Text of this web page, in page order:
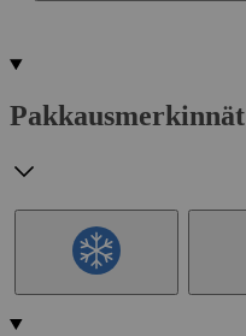
Pakkausmerkinnät